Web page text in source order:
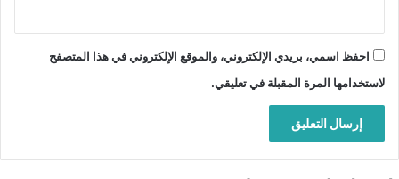
احفظ اسمي، بريدي الإلكتروني، والموقع الإلكتروني في هذا المتصفح
لاستخدامها المرة المقبلة في تعليقي.